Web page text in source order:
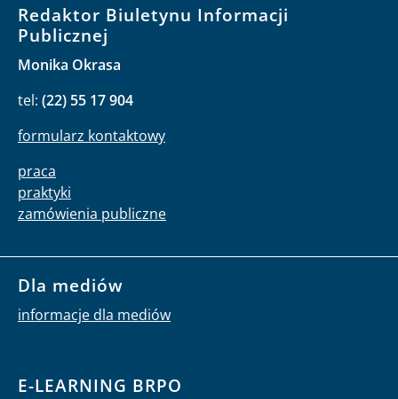
Redaktor Biuletynu Informacji
Publicznej
Monika Okrasa
tel: (22) 55 17 904
formularz kontaktowy
praca
praktyki
zamówienia publiczne
Dla mediów
informacje dla mediów
E-LEARNING BRPO